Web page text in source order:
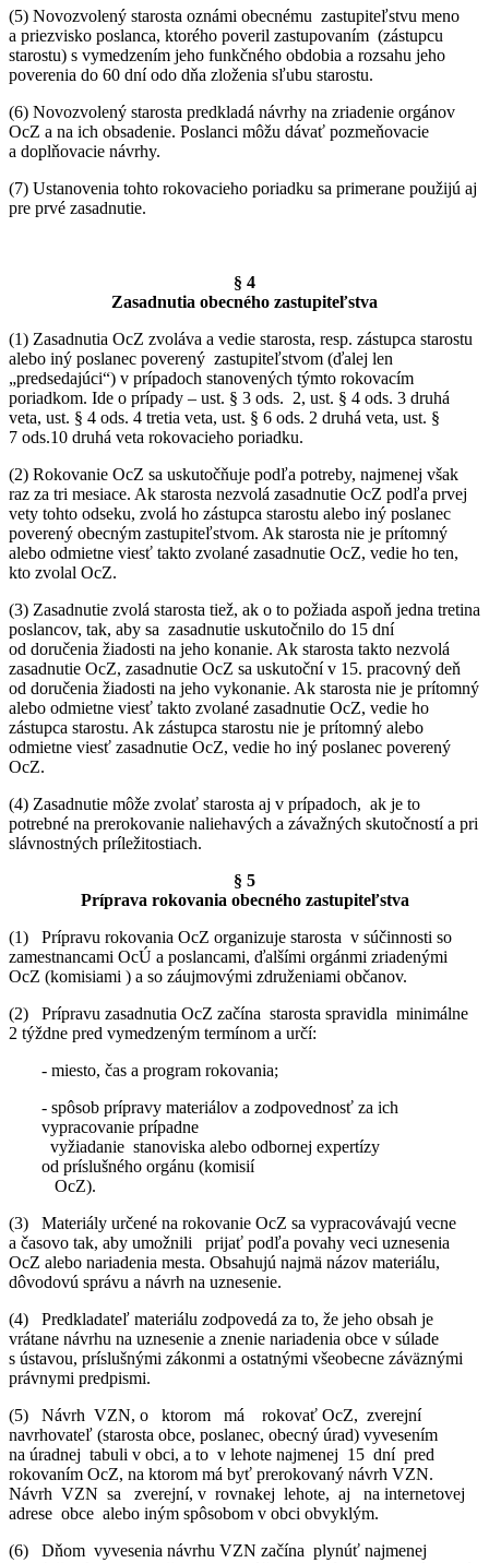
(5) Novozvolený starosta oznámi obecnému zastupiteľstvu meno
a priezvisko poslanca, ktorého poveril zastupovaním (zástupcu
starostu) s vymedzením jeho funkčného obdobia a rozsahu jeho
poverenia do 60 dní odo dňa zloženia sľubu starostu.
(6) Novozvolený starosta predkladá návrhy na zriadenie orgánov
OcZ a na ich obsadenie. Poslanci môžu dávať pozmeňovacie
a doplňovacie návrhy.
(7) Ustanovenia tohto rokovacieho poriadku sa primerane použijú aj
pre prvé zasadnutie.
§ 4
Zasadnutia obecného zastupiteľstva
(1) Zasadnutia OcZ zvoláva a vedie starosta, resp. zástupca starostu
alebo iný poslanec poverený zastupiteľstvom (ďalej len
„predsedajúci“) v prípadoch stanovených týmto rokovacím
poriadkom. Ide o prípady – ust. § 3 ods. 2, ust. § 4 ods. 3 druhá
veta, ust. § 4 ods. 4 tretia veta, ust. § 6 ods. 2 druhá veta, ust. §
7 ods.10 druhá veta rokovacieho poriadku.
(2) Rokovanie OcZ sa uskutočňuje podľa potreby, najmenej však
raz za tri mesiace. Ak starosta nezvolá zasadnutie OcZ podľa prvej
vety tohto odseku, zvolá ho zástupca starostu alebo iný poslanec
poverený obecným zastupiteľstvom. Ak starosta nie je prítomný
alebo odmietne viesť takto zvolané zasadnutie OcZ, vedie ho ten,
kto zvolal OcZ.
(3) Zasadnutie zvolá starosta tiež, ak o to požiada aspoň jedna tretina
poslancov, tak, aby sa zasadnutie uskutočnilo do 15 dní
od doručenia žiadosti na jeho konanie. Ak starosta takto nezvolá
zasadnutie OcZ, zasadnutie OcZ sa uskutoční v 15. pracovný deň
od doručenia žiadosti na jeho vykonanie. Ak starosta nie je prítomný
alebo odmietne viesť takto zvolané zasadnutie OcZ, vedie ho
zástupca starostu. Ak zástupca starostu nie je prítomný alebo
odmietne viesť zasadnutie OcZ, vedie ho iný poslanec poverený
OcZ.
(4) Zasadnutie môže zvolať starosta aj v prípadoch, ak je to
potrebné na prerokovanie naliehavých a závažných skutočností a pri
slávnostných príležitostiach.
§ 5
Príprava rokovania obecného zastupiteľstva
(1) Prípravu rokovania OcZ organizuje starosta v súčinnosti so
zamestnancami OcÚ a poslancami, ďalšími orgánmi zriadenými
OcZ (komisiami ) a so záujmovými združeniami občanov.
(2) Prípravu zasadnutia OcZ začína starosta spravidla minimálne
2 týždne pred vymedzeným termínom a určí:
- miesto, čas a program rokovania;
- spôsob prípravy materiálov a zodpovednosť za ich
vypracovanie prípadne
vyžiadanie stanoviska alebo odbornej expertízy
od príslušného orgánu (komisií
OcZ).
(3) Materiály určené na rokovanie OcZ sa vypracovávajú vecne
a časovo tak, aby umožnili prijať podľa povahy veci uznesenia
OcZ alebo nariadenia mesta. Obsahujú najmä názov materiálu,
dôvodovú správu a návrh na uznesenie.
(4) Predkladateľ materiálu zodpovedá za to, že jeho obsah je
vrátane návrhu na uznesenie a znenie nariadenia obce v súlade
s ústavou, príslušnými zákonmi a ostatnými všeobecne záväznými
právnymi predpismi.
(5) Návrh VZN, o ktorom má rokovať OcZ, zverejní
navrhovateľ (starosta obce, poslanec, obecný úrad) vyvesením
na úradnej tabuli v obci, a to v lehote najmenej 15 dní pred
rokovaním OcZ, na ktorom má byť prerokovaný návrh VZN.
Návrh VZN sa zverejní, v rovnakej lehote, aj na internetovej
adrese obce alebo iným spôsobom v obci obvyklým.
(6) Dňom vyvesenia návrhu VZN začína plynúť najmenej